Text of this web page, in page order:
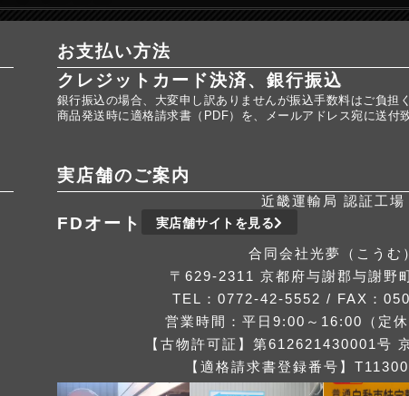
お支払い方法
クレジットカード決済、銀行振込
銀行振込の場合、大変申し訳ありませんが振込手数料はご負担く
商品発送時に適格請求書（PDF）を、メールアドレス宛に送付
実店舗のご案内
近畿運輸局 認証工場
FDオート 実店舗サイトを見る
合同会社光夢（こうむ
〒629-2311 京都府与謝郡与謝野
TEL：0772-42-5552 / FAX：
営業時間：平日9:00～16:00（定休
【古物許可証】第612621430001号
【適格請求書登録番号】